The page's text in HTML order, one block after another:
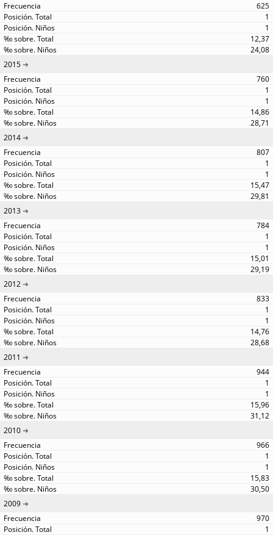
625
1
1
12,37
24,08
2015
760
1
1
14,86
28,71
2014
807
1
1
15,47
29,81
2013
784
1
1
15,01
29,19
2012
833
1
1
14,76
28,68
2011
944
1
1
15,96
31,12
2010
966
1
1
15,83
30,50
2009
970
1